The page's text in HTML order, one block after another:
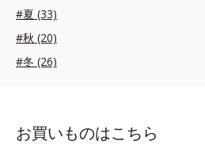
#夏 (33)
#秋 (20)
#冬 (26)
お買いものはこちら